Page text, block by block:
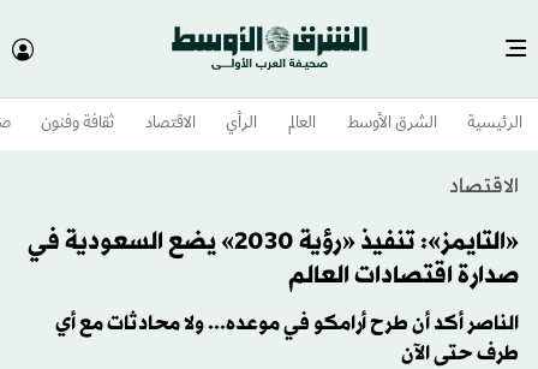
الرئيسية الشرق الأوسط​ العالم الرأي الاقتصاد ثقافة وفنون
الاقتصاد
«التايمز»: تنفيذ «رؤية 2030» يضع السعودية في
صدارة اقتصادات العالم
الناصر أكد أن طرح أرامكو في موعده... ولا محادثات مع أي
طرف حتى الآن